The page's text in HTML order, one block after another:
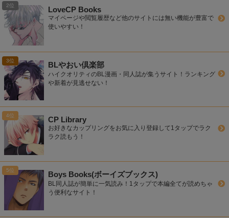
LoveCP Books
マイページや閲覧履歴など他のサイトには無い機能が豊富で
使いやすい！
BLやおい倶楽部
ハイクオリティのBL漫画・同人誌が集うサイト！ランキング
や新着が見逃せない！
CP Library
お好きなカップリングをお気に入り登録して1タップでラク
ラク読もう！
Boys Books(ボーイズブックス)
BL同人誌が簡単に一気読み！1タップで本編全てが読めちゃ
う便利なサイト！